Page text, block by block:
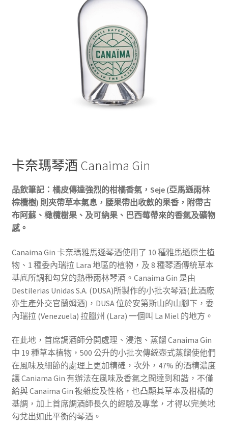
卡奈瑪琴酒 Canaima Gin
品飲筆記：橘皮傳達強烈的柑橘香氣，Seje (亞馬遜雨林
棕欖樹) 則夾帶草本氣息，腰果帶出收斂的果香，附帶古
布阿蘇、橄欖樹果、及可納果、巴西莓帶來的香氣及礦物
感。
Canaima Gin 卡奈瑪雅馬遜琴酒使用了 10 種雅馬遜原生植
物、1 種委內瑞拉 Lara 地區的植物，及 8 種琴酒傳統草本
基底所調和勾兌的熱帶雨林琴酒。Canaima Gin 是由
Destilerias Unidas S.A. (DUSA)所製作的小批次琴酒(此酒廠
亦生產外交官蘭姆酒)，DUSA 位於安第斯山的山腳下，委
內瑞拉 (Venezuela) 拉臘州 (Lara) 一個叫 La Miel 的地方。
在此地，首席調酒師分開處理、浸泡、蒸餾 Canaima Gin
中 19 種草本植物，500 公升的小批次傳統壺式蒸餾使他們
在風味及細節的處理上更加精確，次外，47% 的酒精濃度
讓 Caniama Gin 有辦法在風味及香氣之間達到和諧，不僅
給與 Canaima Gin 複雜度及性格，也凸顯其草本及柑橘的
基調，加上首席調酒師長久的經驗及專業，才得以完美地
勾兌出如此平衡的琴酒。